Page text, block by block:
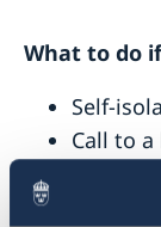
What to do
Self-
Call to
"Nork"